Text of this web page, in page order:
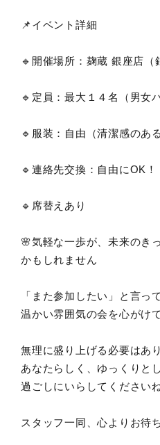
📌イベント詳細
🔹開催場所：麹蔵 銀座店（
🔹定員：最大１４名（男女
🔹服装：自由（清潔感のあ
🔹連絡先交換：自由にOK！
🔹席替えあり
🌸気軽な一歩が、未来のき
かもしれません
「また参加したい」と言っ
温かい雰囲気の会を心がけ
無理に盛り上げる必要はあ
あなたらしく、ゆっくりと
過ごしにいらしてください
スタッフ一同、心よりお待